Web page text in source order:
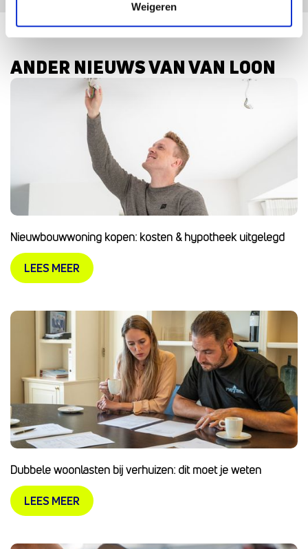
Weigeren
ANDER NIEUWS VAN VAN LOON
Nieuwbouwwoning kopen: kosten & hypotheek uitgelegd
LEES MEER
Dubbele woonlasten bij verhuizen: dit moet je weten
LEES MEER